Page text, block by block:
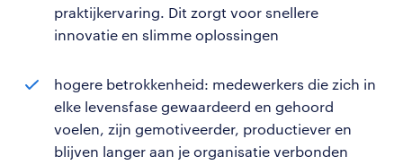
praktijkervaring. Dit zorgt voor snellere
innovatie en slimme oplossingen
hogere betrokkenheid: medewerkers die zich in
elke levensfase gewaardeerd en gehoord
voelen, zijn gemotiveerder, productiever en
blijven langer aan je organisatie verbonden